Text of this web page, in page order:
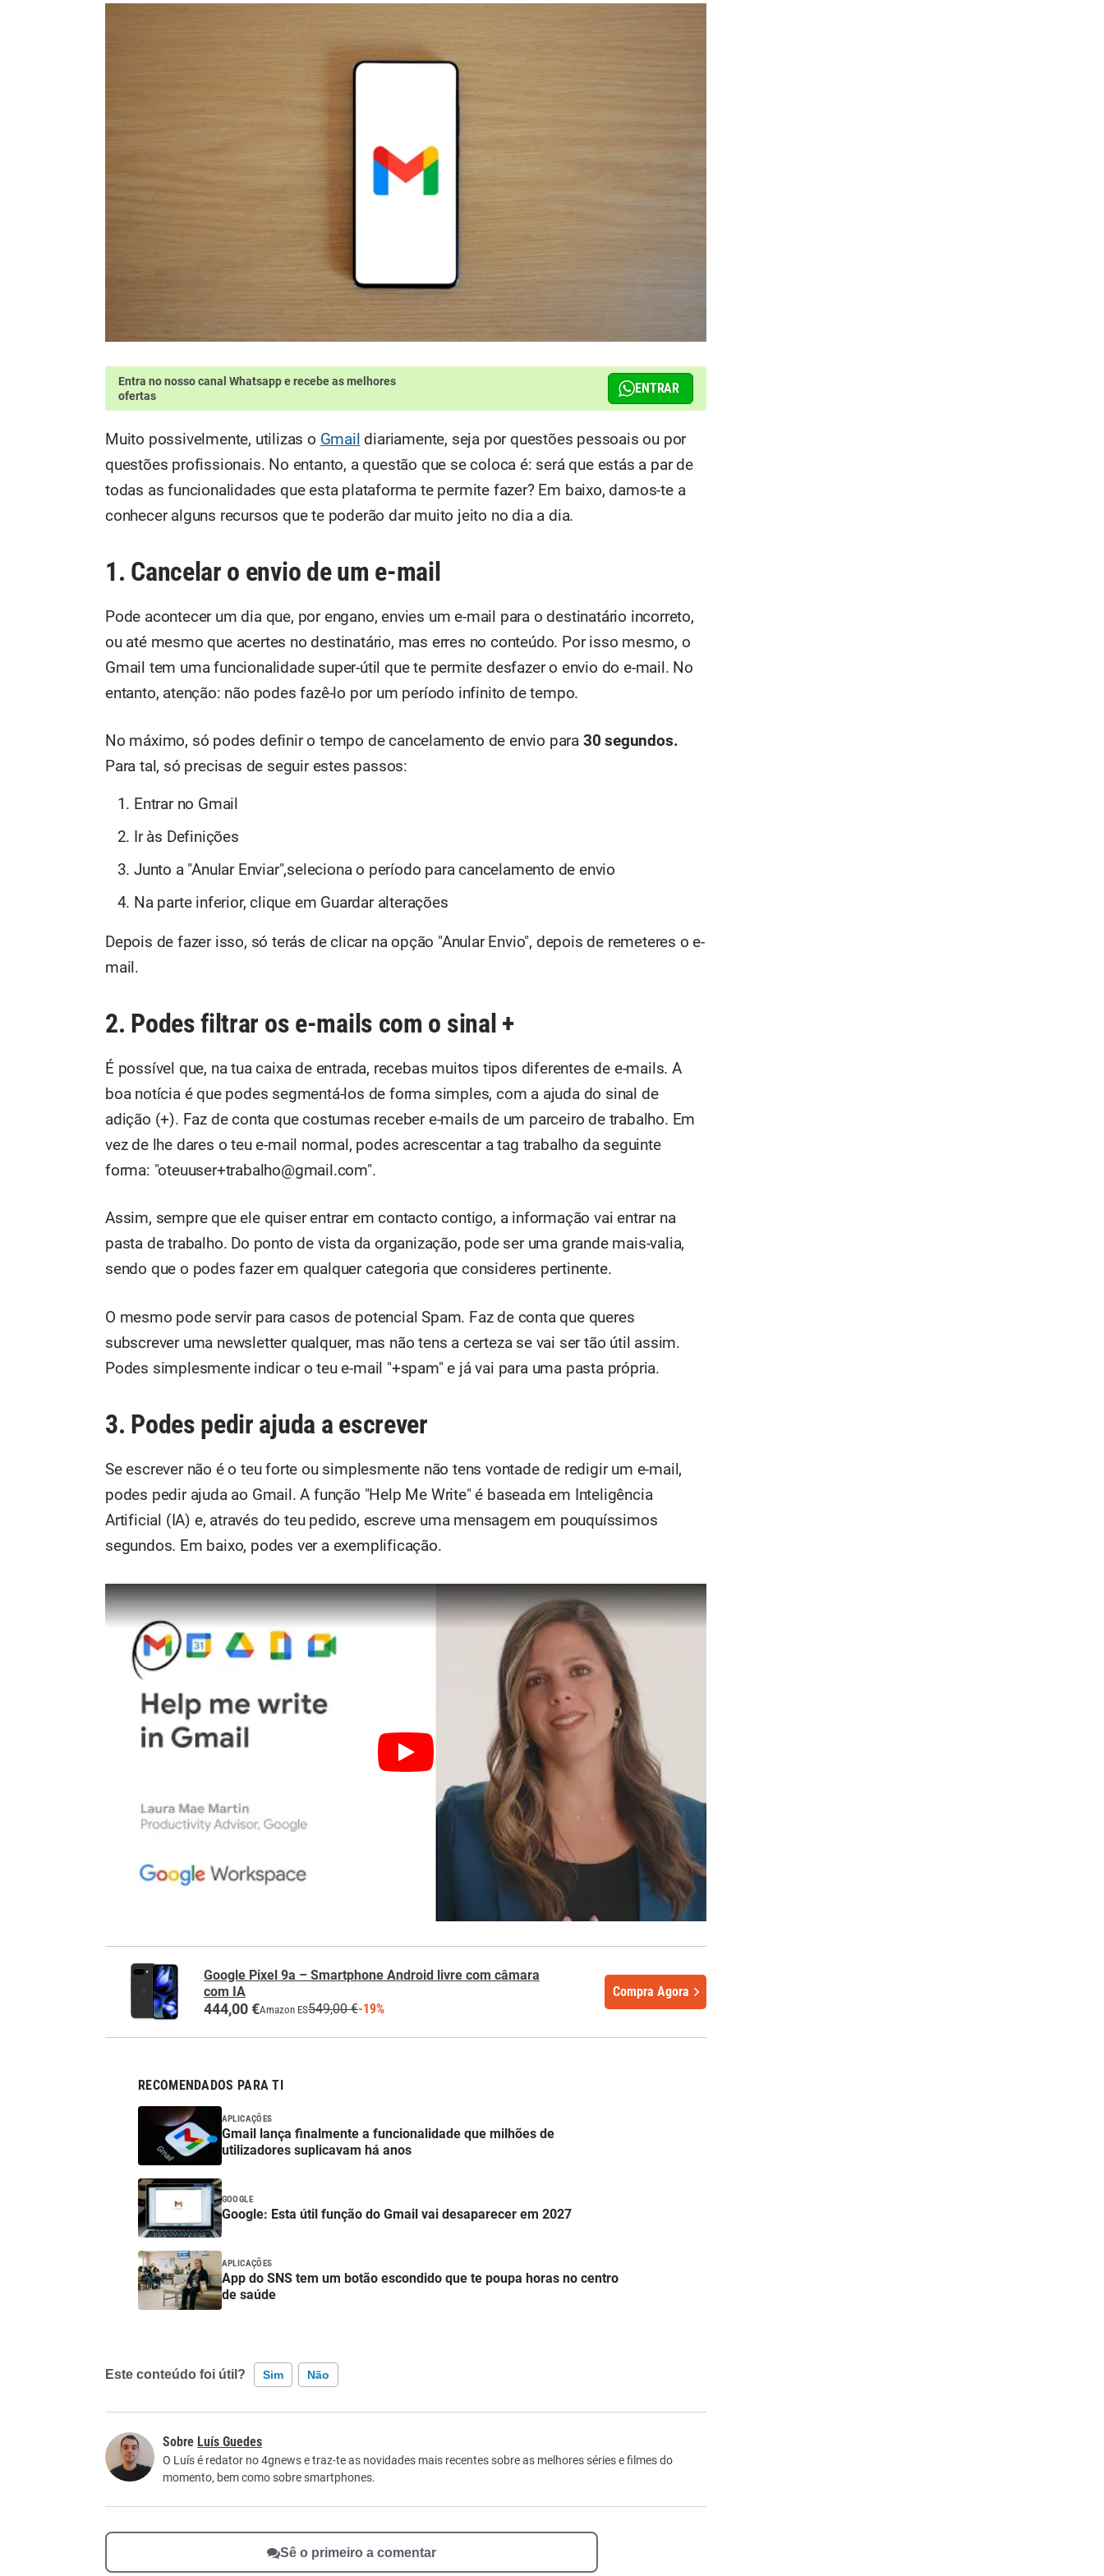
Entra no nosso canal Whatsappe recebe as melhores
ofertas
ENTRAR
Muito possivelmente, utilizas o Gmail diariamente, seja por questões pessoais ou por
questões profissionais. No entanto, a questão que se coloca é: será que estás a par de
todas as funcionalidades que esta plataforma te permite fazer? Em baixo, damos-te a
conhecer alguns recursos que te poderão dar muito jeito no dia a dia.
1. Cancelar o envio de um e-mail
Pode acontecer um dia que, por engano, envies um e-mail para o destinatário incorreto,
ou até mesmo que acertes no destinatário, mas erres no conteúdo. Por isso mesmo, o
Gmail tem uma funcionalidade super-útil que te permite desfazer o envio do e-mail. No
entanto, atenção: não podes fazê-lo por um período infinito de tempo.
No máximo, só podes definir o tempo de cancelamento de envio para 30 segundos.
Para tal, só precisas de seguir estes passos:
Entrar no Gmail
Ir às Definições
Junto a "Anular Enviar",seleciona o período para cancelamento de envio
Na parte inferior, clique em Guardar alterações
Depois de fazer isso, só terás de clicar na opção "Anular Envio", depois de remeteres o e-
mail.
2. Podes filtrar os e-mails com o sinal +
É possível que, na tua caixa de entrada, recebas muitos tipos diferentes de e-mails. A
boa notícia é que podes segmentá-los de forma simples, com a ajuda do sinal de
adição (+). Faz de conta que costumas receber e-mails de um parceiro de trabalho. Em
vez de lhe dares o teu e-mail normal, podes acrescentar a tag trabalho da seguinte
forma: "oteuuser+trabalho@gmail.com".
Assim, sempre que ele quiser entrar em contacto contigo, a informação vai entrar na
pasta de trabalho. Do ponto de vista da organização, pode ser uma grande mais-valia,
sendo que o podes fazer em qualquer categoria que consideres pertinente.
O mesmo pode servir para casos de potencial Spam. Faz de conta que queres
subscrever uma newsletter qualquer, mas não tens a certeza se vai ser tão útil assim.
Podes simplesmente indicar o teu e-mail "+spam" e já vai para uma pasta própria.
3. Podes pedir ajuda a escrever
Se escrever não é o teu forte ou simplesmente não tens vontade de redigir um e-mail,
podes pedir ajuda ao Gmail. A função "Help Me Write" é baseada em Inteligência
Artificial (IA) e, através do teu pedido, escreve uma mensagem em pouquíssimos
segundos. Em baixo, podes ver a exemplificação.
Google Pixel 9a – Smartphone Android livre com câmara
com IA
444,00 €Amazon ES549,00 €-19%
Compra Agora
RECOMENDADOS PARA TI
APLICAÇÕES
Gmail lança finalmente a funcionalidade que milhões de
utilizadores suplicavam há anos
GOOGLE
Google: Esta útil função do Gmail vai desaparecer em 2027
APLICAÇÕES
App do SNS tem um botão escondido que te poupa horas no centro
de saúde
Este conteúdo foi útil? Sim Não
Este conteúdo não tem a informação que procuro
Luís Guedes
O Luís é redator no 4gnews e traz-te as novidades mais recentes sobre as melhores séries e filmes do
momento, bem como sobre smartphones.
Sê o primeiro a comentar